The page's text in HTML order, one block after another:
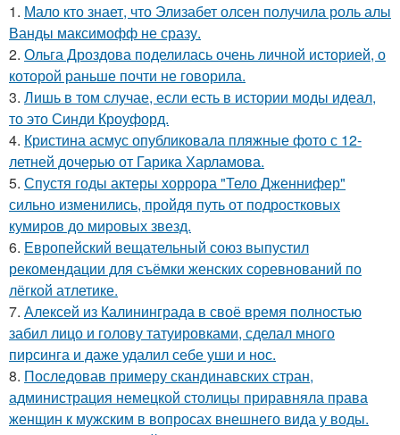
1. Мало кто знает, что Элизабет олсен получила роль алы
Ванды максимофф не сразу.
2. Ольга Дроздова поделилась очень личной историей, о
которой раньше почти не говорила.
3. Лишь в том случае, если есть в истории моды идеал,
то это Синди Кроуфорд.
4. Кристина асмус опубликовала пляжные фото с 12-
летней дочерью от Гарика Харламова.
5. Спустя годы актеры хоррора "Тело Дженнифер"
сильно изменились, пройдя путь от подростковых
кумиров до мировых звезд.
6. Европейский вещательный союз выпустил
рекомендации для съёмки женских соревнований по
лёгкой атлетике.
7. Алексей из Калининграда в своё время полностью
забил лицо и голову татуировками, сделал много
пирсинга и даже удалил себе уши и нос.
8. Последовав примеру скандинавских стран,
администрация немецкой столицы приравняла права
женщин к мужским в вопросах внешнего вида у воды.